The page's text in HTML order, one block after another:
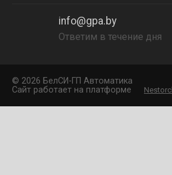
info@gpa.by
Ответим в течение дня
© 2026 БелCИ-ГП Автоматика
Сайт работает на платформе